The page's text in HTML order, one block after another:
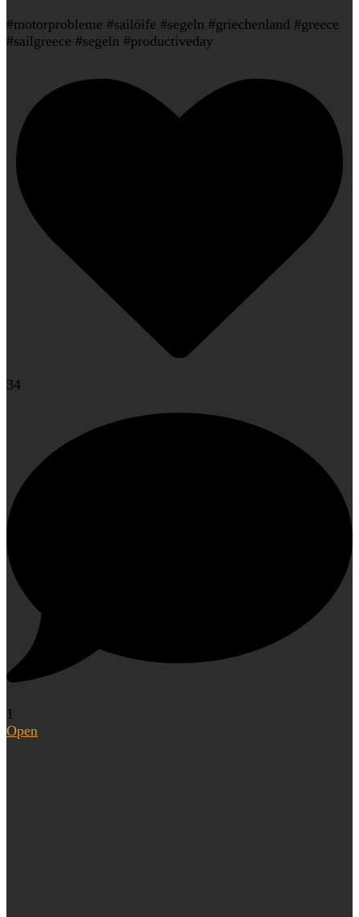
#motorprobleme #sailöife #segeln #griechenland #greece
#sailgreece #segeln #productiveday
34
1
Open